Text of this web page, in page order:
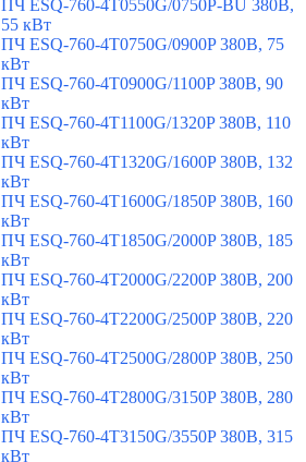
ПЧ ESQ-760-4T0550G/0750P-BU 380В,
55 кВт
ПЧ ESQ-760-4T0750G/0900P 380В, 75
кВт
ПЧ ESQ-760-4T0900G/1100P 380В, 90
кВт
ПЧ ESQ-760-4T1100G/1320P 380В, 110
кВт
ПЧ ESQ-760-4T1320G/1600P 380В, 132
кВт
ПЧ ESQ-760-4T1600G/1850P 380В, 160
кВт
ПЧ ESQ-760-4T1850G/2000P 380В, 185
кВт
ПЧ ESQ-760-4T2000G/2200P 380В, 200
кВт
ПЧ ESQ-760-4T2200G/2500P 380В, 220
кВт
ПЧ ESQ-760-4T2500G/2800P 380В, 250
кВт
ПЧ ESQ-760-4T2800G/3150P 380В, 280
кВт
ПЧ ESQ-760-4T3150G/3550P 380В, 315
кВт